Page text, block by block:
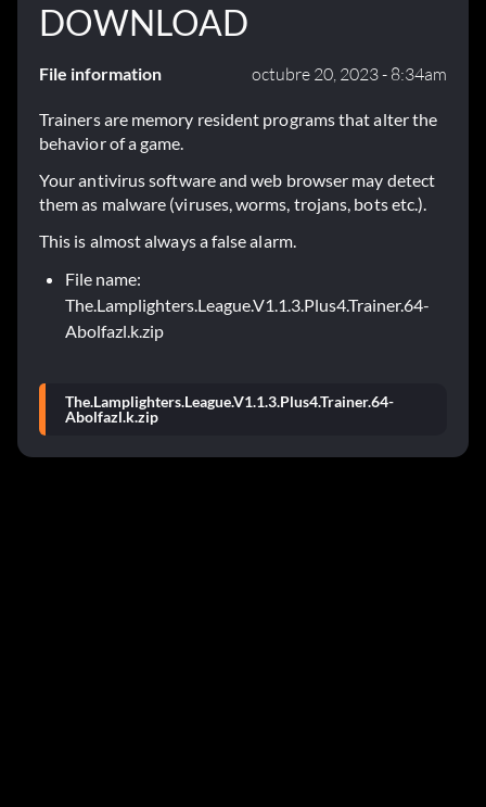
DOWNLOAD
File information octubre 20, 2023 - 8:34am
Trainers are memory resident programs that alter the
behavior of a game.
Your antivirus software and web browser may detect
them as malware (viruses, worms, trojans, bots etc.).
This is almost always a false alarm.
File name:
The.Lamplighters.League.V1.1.3.Plus4.Trainer.64-
Abolfazl.k.zip
The.Lamplighters.League.V1.1.3.Plus4.Trainer.64-
Abolfazl.k.zip